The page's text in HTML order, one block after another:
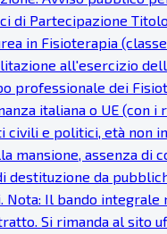
di Partecipazione
in Fisioterapia
all'esercizio
professionale dei
italiana o UE (con i
e politici, età non
mansione, assenza di
destituzione da
Nota: Il bando integrale
Si rimanda al sito